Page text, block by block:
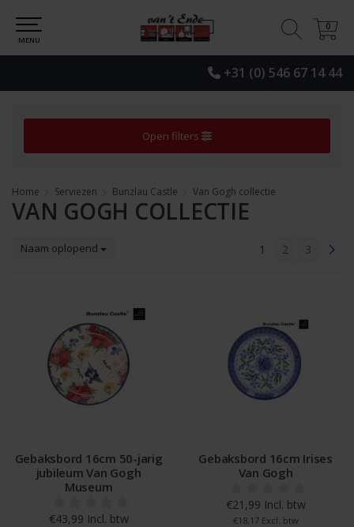
+31 (0) 546 67 14 44
0
0
MENU
Open filters
Home Serviezen Bunzlau Castle Van Gogh collectie
VAN GOGH COLLECTIE
Naam oplopend 1 2 3
Gebaksbord 16cm 50-jarig
jubileum Van Gogh
Museum
€43,99 Incl. btw
Gebaksbord 16cm Irises
Van Gogh
€21,99 Incl. btw
€18,17 Excl. btw